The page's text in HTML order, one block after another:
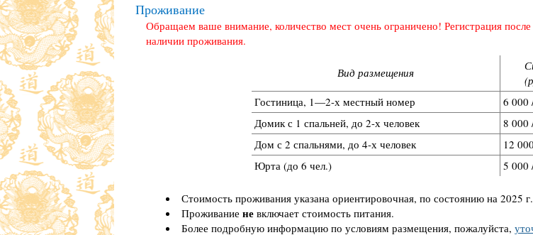
Проживание
Обращаем ваше внимание, количество мест очень ограничено! Регистрация
наличии проживания.
Вид размещения
Гостиница, 1—2-х местный номер
6 000
Домик с 1 спальней, до 2-х человек
8 000
Дом с 2 спальнями, до 4-х человек
12
Юрта (до 6 чел.)
5 000
Стоимость проживания указана ориентировочная, по состоянию на 2025
Проживание невключает стоимость питания.
Более подробную информацию по условиям размещения, пожалуйста,